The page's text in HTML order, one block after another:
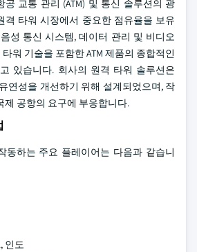
공 교통 관리 (ATM) 및 통신 솔루션의 광
격 타워 시장에서 중요한 점유율을 보유
성 통신 시스템, 데이터 관리 및 비디오
워 기술을 포함한 ATM 제품의 종합적인
있습니다. 회사의 원격 타워 솔루션은
연성을 개선하기 위해 설계되었으며, 작
제 공항의 요구에 부응합니다.
동하는 주요 플레이어는 다음과 같습니
인도